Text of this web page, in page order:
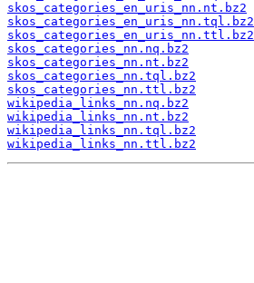
skos_categories_en_uris_nn.nt.bz2
skos_categories_en_uris_nn.tql.bz2
skos_categories_en_uris_nn.ttl.bz2
skos_categories_nn.nq.bz2
skos_categories_nn.nt.bz2
skos_categories_nn.tql.bz2
skos_categories_nn.ttl.bz2
wikipedia_links_nn.nq.bz2
wikipedia_links_nn.nt.bz2
wikipedia_links_nn.tql.bz2
wikipedia_links_nn.ttl.bz2